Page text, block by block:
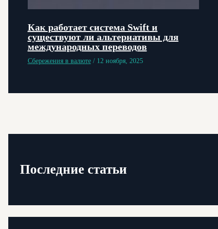
Последние статьи
Как работает система Swift и
существуют ли альтернативы для
международных переводов
Сбережения в валюте/ 12 ноября, 2025